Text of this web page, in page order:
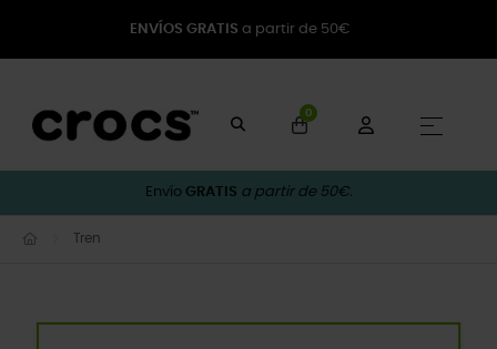
ENVÍOS GRATIS a partir de 50€
0
☰
Envío GRATIS a partir de 50€.
Tren